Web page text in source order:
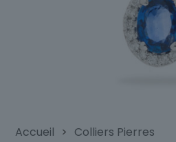
Accueil > Colliers Pierres